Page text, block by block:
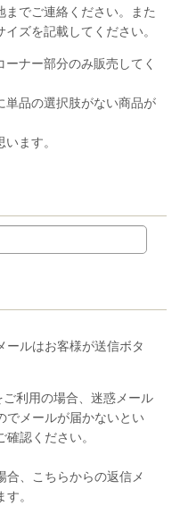
でご連絡ください。また
ズを記載してください。
ナー部分のみ販売してく
品の選択肢がない商品が
ます。
ールはお客様が送信ボタ
利用の場合、迷惑メール
でメールが届かないとい
認ください。
合、こちらからの返信メ
。